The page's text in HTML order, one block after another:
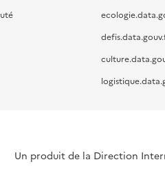
Un produit de la Direction